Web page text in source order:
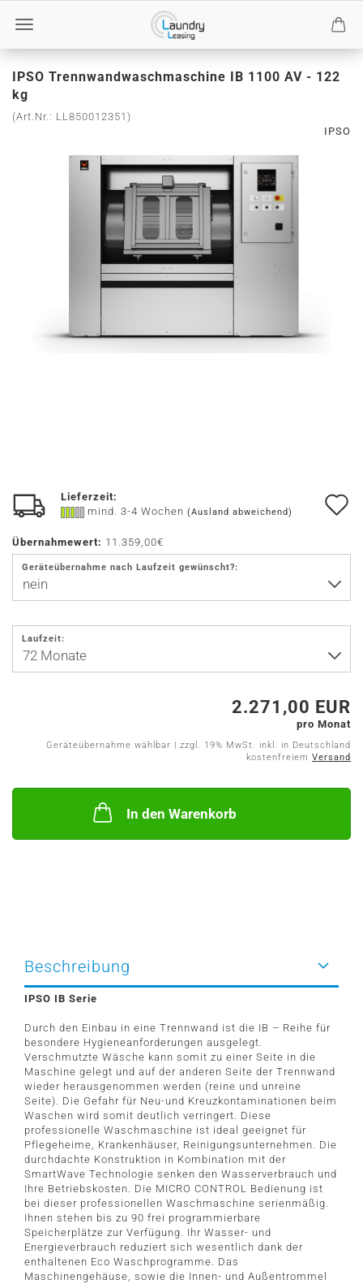
IPSO Trennwandwaschmaschine IB 1100 AV - 122
kg
(Art.Nr.: LL850012351 )
IPSO
Lieferzeit:
mind. 3-4 Wochen (Ausland abweichend)
Übernahmewert: 11.359,00€
Geräteübernahme nach Laufzeit gewünscht?:
Laufzeit:
2.271,00 EUR
pro Monat
Geräteübernahme wählbar | zzgl. 19% MwSt. inkl. in Deutschland
kostenfreiem Versand
In den Warenkorb
Beschreibung
IPSO IB Serie
Durch den Einbau in eine Trennwand ist die IB – Reihe für
besondere Hygieneanforderungen ausgelegt.
Verschmutzte Wäsche kann somit zu einer Seite in die
Maschine gelegt und auf der anderen Seite der Trennwand
wieder herausgenommen werden (reine und unreine
Seite). Die Gefahr für Neu-und Kreuzkontaminationen beim
Waschen wird somit deutlich verringert. Diese
professionelle Waschmaschine ist ideal geeignet für
Pflegeheime, Krankenhäuser, Reinigungsunternehmen. Die
durchdachte Konstruktion in Kombination mit der
SmartWave Technologie senken den Wasserverbrauch und
Ihre Betriebskosten. Die MICRO CONTROL Bedienung ist
bei dieser professionellen Waschmaschine serienmäßig.
Ihnen stehen bis zu 90 frei programmierbare
Speicherplätze zur Verfügung. Ihr Wasser- und
Energieverbrauch reduziert sich wesentlich dank der
enthaltenen Eco Waschprogramme. Das
Maschinengehäuse, sowie die Innen- und Außentrommel